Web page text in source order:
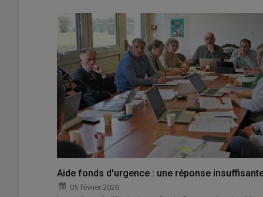
Aide fonds d'urgence : une réponse
05 février 2026